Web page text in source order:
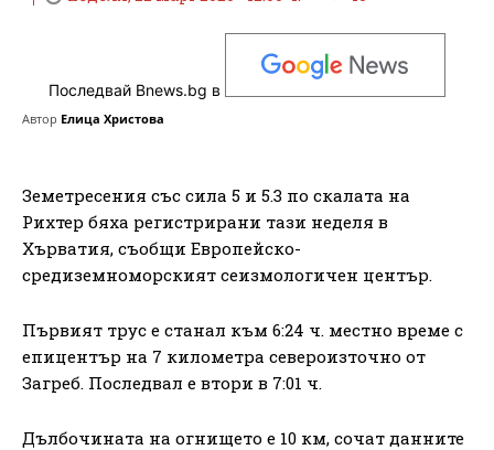
Последвай Bnews.bg в
Автор Елица Христова
Земетресения със сила 5 и 5.3 по скалата на
Рихтер бяха регистрирани тази неделя в
Хърватия, съобщи Европейско-
средиземноморският сеизмологичен център.
Първият трус е станал към 6:24 ч. местно време с
епицентър на 7 километра североизточно от
Загреб. Последвал е втори в 7:01 ч.
Дълбочината на огнището е 10 км, сочат данните